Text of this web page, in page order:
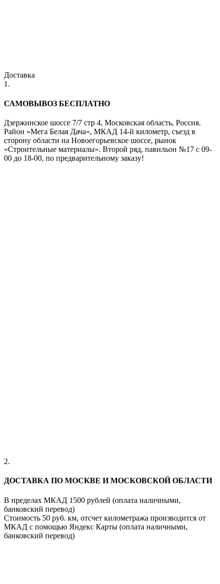
Доставка
1.
САМОВЫВОЗ БЕСПЛАТНО
Дзержинское шоссе 7/7 стр 4, Московская область, Россия.
Район «Мега Белая Дача», МКАД 14-й километр, съезд в
сторону области на Новоегорьевское шоссе, рынок
«Строительные материалы». Второй ряд, павильон №17 с 09-
00 до 18-00, по предварительному заказу!
2.
ДОСТАВКА ПО МОСКВЕ И МОСКОВСКОЙ ОБЛАСТИ
В пределах МКАД 1500 рублей (оплата наличными,
банковский перевод)
Стоимость 50 руб. км, отсчет километража производится от
МКАД с помощью Яндекс Карты (оплата наличными,
банковский перевод)